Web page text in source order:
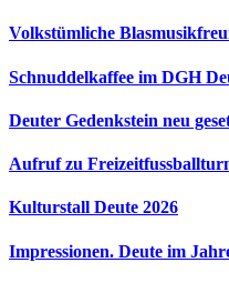
Volkstümliche
Schnuddelkaffee im DGH
Deuter Gedenkstein neu
Aufruf zu
Kulturstall Deute 2026
Impressionen. Deute im